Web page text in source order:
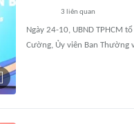
3 liên quan
Ngày 24-10, UBND TPHCM
Cường, Ủy viên Ban Thường